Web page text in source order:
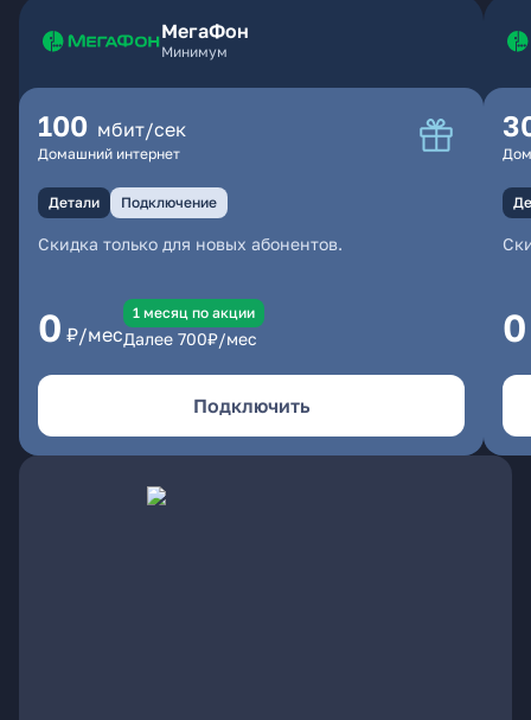
МегаФон
Минимум
100 мбит/сек
Домашний интернет
Детали Подключение
Скидка только для новых абонентов.
0 ₽/мес
1 месяц по акции
Далее 700₽/мес
Подключить
0